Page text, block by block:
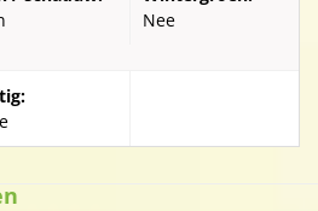
Nee